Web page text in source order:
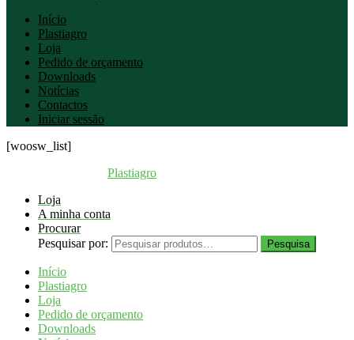
Início
Plastiagro
Loja
Pedido de orçamento
Downloads
Notícias
Contactos
Iniciar sessão
[woosw_list]
Plastiagro
Loja
A minha conta
Procurar
Pesquisar por:
Pesquisa
Início
Plastiagro
Loja
Pedido de orçamento
Downloads